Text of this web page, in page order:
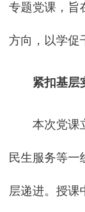
专题党课，旨
方向，以学促
紧扣基层
本次党课立
民生服务等一
层递进。授课